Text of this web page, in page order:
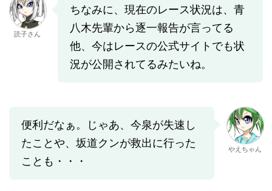
読子さん
ちなみに、現在のレース状況は、青
八木先輩から逐一報告が言ってる
他、今はレースの公式サイトでも状
況が公開されてるみたいね。
便利だなぁ。じゃあ、今泉が失速し
たことや、坂道クンが救出に行った
ことも・・・
やえちゃん